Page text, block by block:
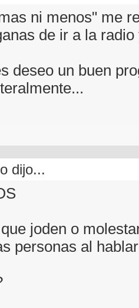
ni menos" me
de ir a la
deseo un buen
dijo...
joden o
personas al